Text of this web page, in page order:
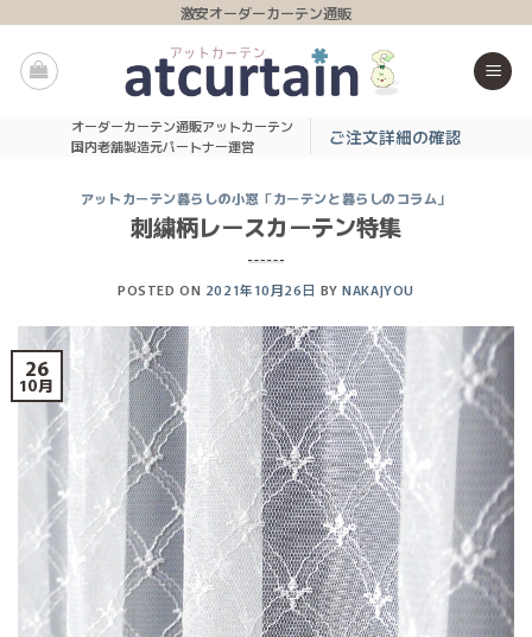
content
激安オーダーカーテン通販
オーダーカーテン通販アットカーテン
国内老舗製造元パートナー運営
ご注文詳細の確認
アットカーテン暮らしの小窓「カーテンと暮らしのコラム」
刺繍柄レースカーテン特集
POSTED ON 2021年10月26日 BYNAKAJYOU
26
10月